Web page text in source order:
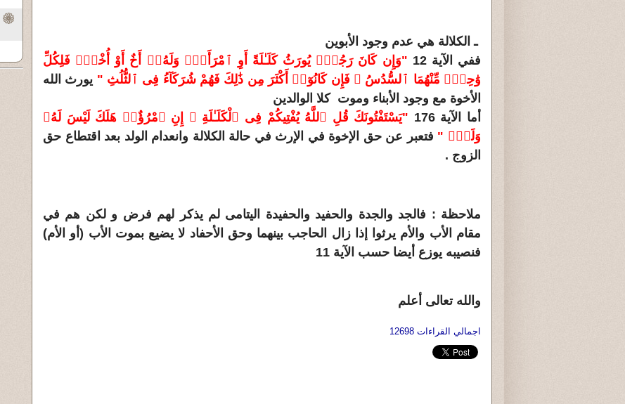
ـ الكلالة هي عدم وجود الأبوين
ففي الآية 12
"وَإِن كَانَ رَجُلٌۭ يُورَثُ كَلَـٰلَةً أَوِ ٱمْرَأَةٌۭ وَلَهُۥٓ أَخٌ أَوْ أُخْتٌۭ فَلِكُلِّ
وَ‌ٰحِدٍۢ مِّنْهُمَا ٱلسُّدُسُ ۚ فَإِن كَانُوٓا۟ أَكْثَرَ مِن ذَ‌ٰلِكَ فَهُمْ شُرَكَآءُ فِى ٱلثُّلُثِ " يورث الله
الأخوة مع وجود الأبناء وموت كلا الوالدين
أما الآية 176
"يَسْتَفْتُونَكَ قُلِ ٱللَّهُ يُفْتِيكُمْ فِى ٱلْكَلَـٰلَةِ ۚ إِنِ ٱمْرُؤٌا۟ هَلَكَ لَيْسَ لَهُۥ
وَلَدٌۭ " فتعبر عن حق الإخوة في الإرث في حالة الكلالة وانعدام الولد بعد اقتطاع حق
الزوج .
ملاحظة : فالجد والجدة والحفيد والحفيدة اليتامى لم يذكر لهم فرض و لكن هم في
مقام الأب والأم يرثوا إذا زال الحاجب بينهما وحق الأحفاد لا يضيع بموت الأب (أو الأم)
فنصيبه يوزع أيضا حسب الآية 11
والله تعالى أعلم
اجمالي القراءات 12698